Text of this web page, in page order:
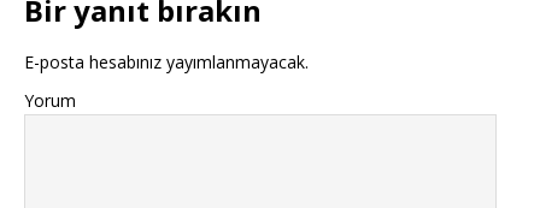
Bir yanıt bırakın
E-posta hesabınız yayımlanmayacak.
Yorum